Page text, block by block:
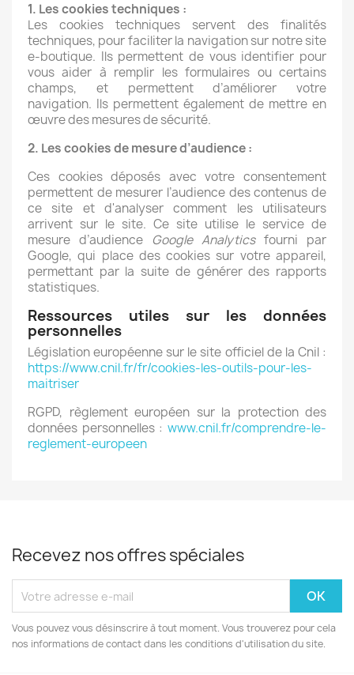
1. Les cookies techniques :
Les cookies techniques servent des finalités
techniques, pour faciliter la navigation sur notre site
e-boutique. Ils permettent de vous identifier pour
vous aider à remplir les formulaires ou certains
champs, et permettent d’améliorer votre
navigation. Ils permettent également de mettre en
œuvre des mesures de sécurité.
2. Les cookies de mesure d’audience :
Ces cookies déposés avec votre consentement
permettent de mesurer l’audience des contenus de
ce site et d'analyser comment les utilisateurs
arrivent sur le site. Ce site utilise le service de
mesure d’audience Google Analyticsfourni par
Google, qui place des cookies sur votre appareil,
permettant par la suite de générer des rapports
statistiques.
Ressources utiles sur les données
personnelles
Législation européenne sur le site officiel de la Cnil :
https://www.cnil.fr/fr/cookies-les-outils-pour-les-
maitriser
RGPD, règlement européen sur la protection des
données personnelles : www.cnil.fr/comprendre-le-
reglement-europeen
Recevez nos offres spéciales
Vous pouvez vous désinscrire à tout moment. Vous trouverez pour cela
nos informations de contact dans les conditions d'utilisation du site.